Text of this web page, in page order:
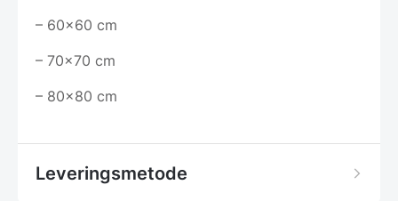
– 60×60 cm
– 70×70 cm
– 80×80 cm
Leveringsmetode